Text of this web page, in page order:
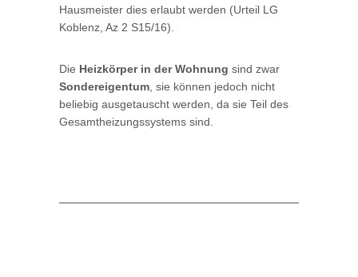
Hausmeister dies erlaubt werden (Urteil LG
Koblenz, Az 2 S15/16).
Die Heizkörper in der Wohnung sind zwar
Sondereigentum, sie können jedoch nicht
beliebig ausgetauscht werden, da sie Teil des
Gesamtheizungssystems sind.